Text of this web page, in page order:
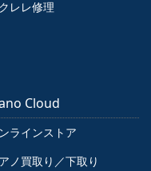
レレ修理
Cloud
ラインストア
ノ買取り／下取り